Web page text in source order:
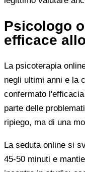
Psicologo
efficace
La psicoterapia
negli ultimi anni e la
confermato
parte delle
ripiego, ma di una
La seduta online si
45-50 minuti e